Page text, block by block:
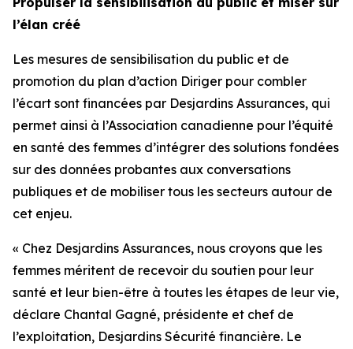
l’élan créé
Les mesures de sensibilisation du public et de
promotion du plan d’action Diriger pour combler
l’écart sont financées par Desjardins Assurances, qui
permet ainsi à l’Association canadienne pour l’équité
en santé des femmes d’intégrer des solutions fondées
sur des données probantes aux conversations
publiques et de mobiliser tous les secteurs autour de
cet enjeu.
« Chez Desjardins Assurances, nous croyons que les
femmes méritent de recevoir du soutien pour leur
santé et leur bien-être à toutes les étapes de leur vie,
déclare Chantal Gagné, présidente et chef de
l’exploitation, Desjardins Sécurité financière. Le